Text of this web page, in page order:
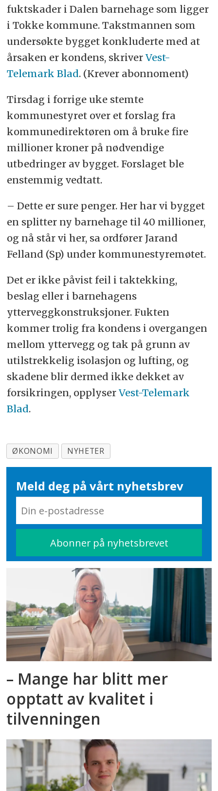
fuktskader i Dalen barnehage som ligger
i Tokke kommune. Takstmannen som
undersøkte bygget konkluderte med at
årsaken er kondens, skriver Vest-
Telemark Blad. (Krever abonnoment)
Tirsdag i forrige uke stemte
kommunestyret over et forslag fra
kommunedirektøren om å bruke fire
millioner kroner på nødvendige
utbedringer av bygget. Forslaget ble
enstemmig vedtatt.
– Dette er sure penger. Her har vi bygget
en splitter ny barnehage til 40 millioner,
og nå står vi her, sa ordfører Jarand
Felland (Sp) under kommunestyremøtet.
Det er ikke påvist feil i taktekking,
beslag eller i barnehagens
ytterveggkonstruksjoner. Fukten
kommer trolig fra kondens i overgangen
mellom yttervegg og tak på grunn av
utilstrekkelig isolasjon og lufting, og
skadene blir dermed ikke dekket av
forsikringen, opplyser Vest-Telemark
Blad.
ØKONOMI NYHETER
Meld deg på vårt nyhetsbrev
– Mange har blitt mer
opptatt av kvalitet i
tilvenningen